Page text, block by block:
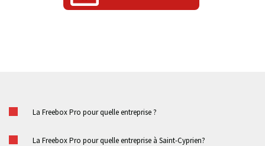
La Freebox Pro pour quelle entreprise ?
La Freebox Pro pour quelle entreprise à Saint-Cyprien?